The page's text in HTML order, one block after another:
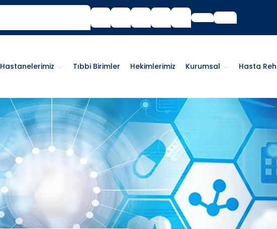
Tıbbi Birimler Hekimlerimiz Kurumsal Hasta
Hastanelerimiz